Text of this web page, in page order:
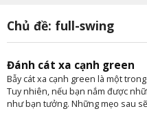
Chủ đề: full-swing
Đánh cát xa cạnh green
Bẫy cát xa cạnh green là một
Tuy nhiên, nếu bạn nắm được
như bạn tưởng. Những mẹo sau